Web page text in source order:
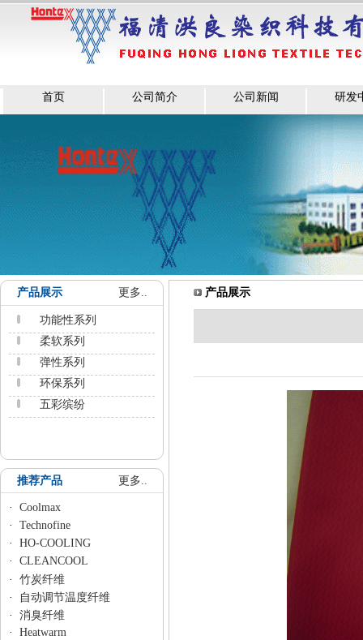
首页 公司简介 公司新闻 研发
产品展示 更多..
功能性系列
柔软系列
弹性系列
环保系列
五彩缤纷
推荐产品 更多..
· Coolmax
· Technofine
· HO-COOLING
· CLEANCOOL
· 竹炭纤维
·
自动调节温度纤维
· 消臭纤维
· Heatwarm
产品展示